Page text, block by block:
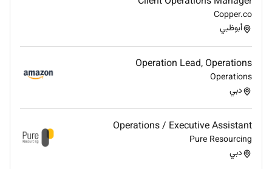
environments Experience in fashion luxury retail
hospitality or lifestyle sectors is highly preferred
Strong financial planning and analytical skills
Excellent organizational and project management
abilities Strong communication and negotiation skills
Ability to work independently in a fast-paced startup
environment
Copper.co
أبوظبي
Operation Lead, Operations
Operations
دبي
Operations / Executive Assistant
Pure Resourcing
دبي